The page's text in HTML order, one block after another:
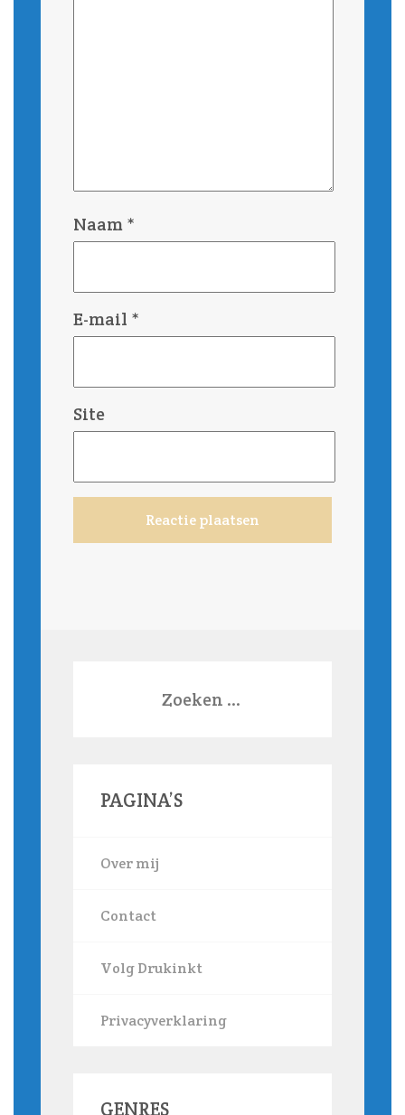
Naam *
E-mail *
Site
PAGINA’S
Over mij
Contact
Volg Drukinkt
Privacyverklaring
GENRES